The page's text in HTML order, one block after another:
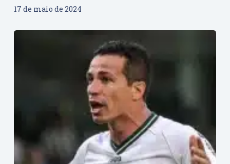
17 de maio de 2024